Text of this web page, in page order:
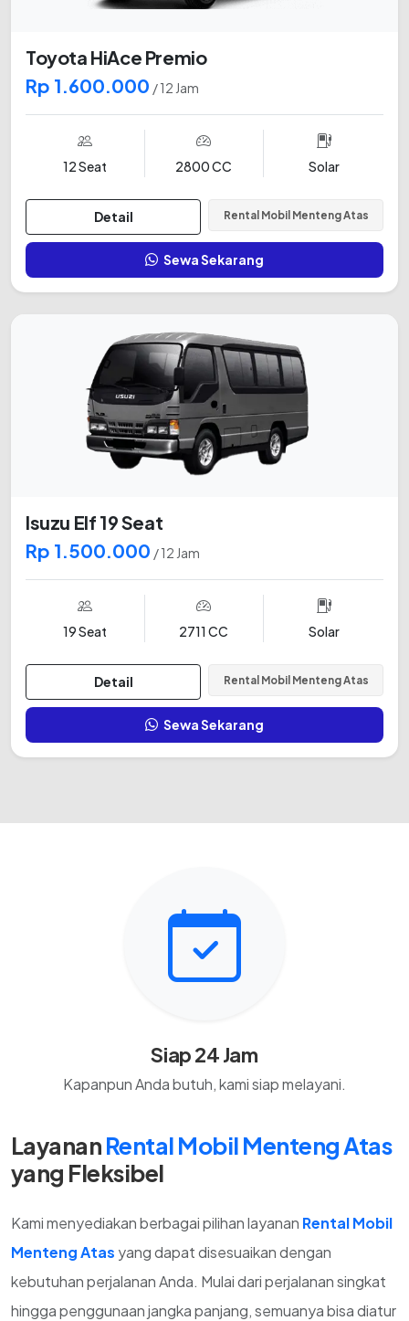
Toyota HiAce Premio
Rp 1.600.000 / 12 Jam
12 Seat 2800 CC Solar
Detail Rental Mobil Menteng Atas
Sewa Sekarang
Isuzu Elf 19 Seat
Rp 1.500.000 / 12 Jam
19 Seat 2711 CC Solar
Detail Rental Mobil Menteng Atas
Sewa Sekarang
Siap 24 Jam
Kapanpun Anda butuh, kami siap melayani.
LayananRental Mobil Menteng Atas
yang Fleksibel
Kami menyediakan berbagai pilihan layanan Rental Mobil
Menteng Atas yang dapat disesuaikan dengan
kebutuhan perjalanan Anda. Mulai dari perjalanan singkat
hingga penggunaan jangka panjang, semuanya bisa diatur